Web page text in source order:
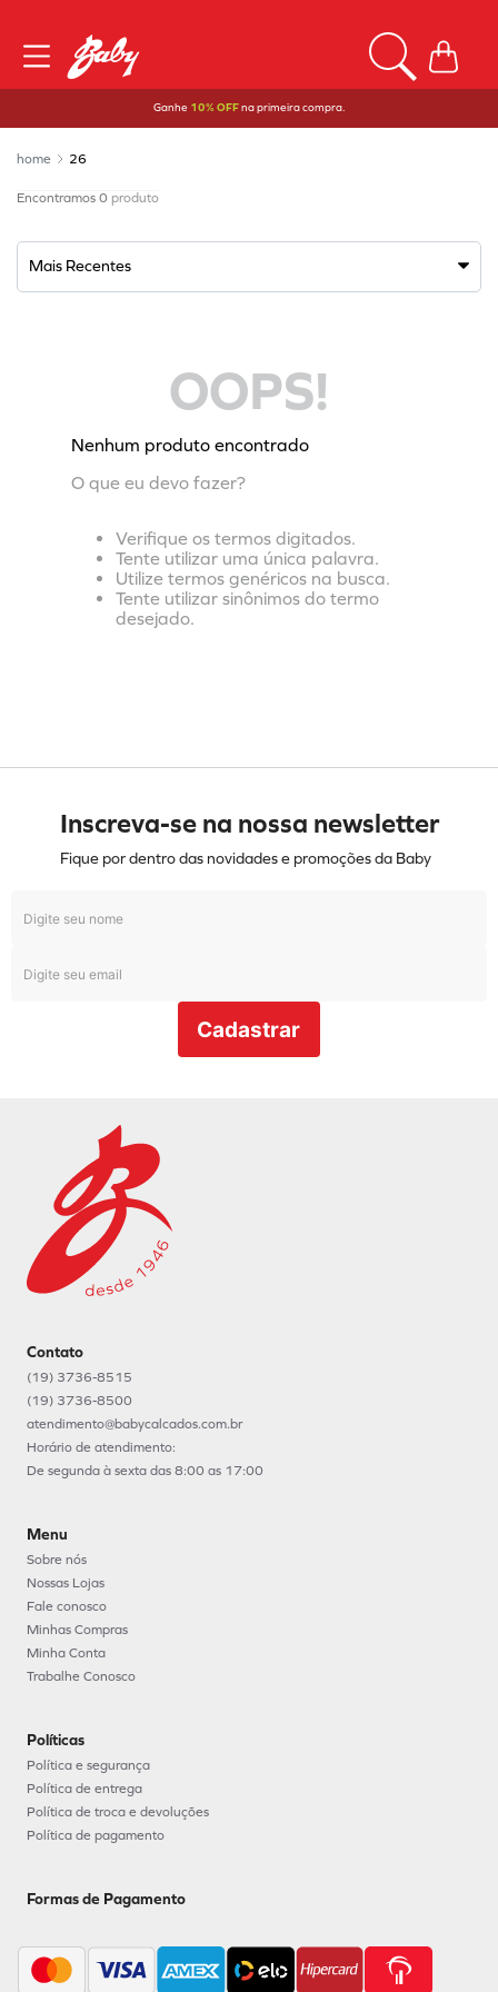
Ganhe 10% OFFna primeira compra.
26
0 produto
Mais Recentes
OOPS!
Nenhum produto encontrado
O que eu devo fazer?
Verifique os termos digitados.
Tente utilizar uma única palavra.
Utilize termos genéricos na busca.
Tente utilizar sinônimos do termo
desejado.
Inscreva-se na nossa newsletter
Fique por dentro das novidades e promoções da Baby
Cadastrar
Contato
(19) 3736-8515
(19) 3736-8500
atendimento@babycalcados.com.br
Horário de atendimento:
De segunda à sexta das 8:00 as 17:00
Menu
Sobre nós
Nossas Lojas
Fale conosco
Minhas Compras
Minha Conta
Trabalhe Conosco
Políticas
Política e segurança
Política de entrega
Política de troca e devoluções
Política de pagamento
Formas de Pagamento